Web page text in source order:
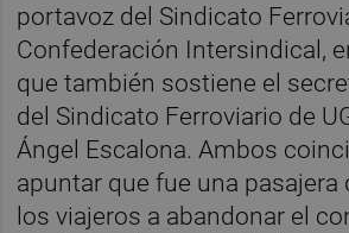
portavoz del Sindicato
Confederación Intersindical,
que también sostiene el
del Sindicato Ferroviario de
Ángel Escalona. Ambos
apuntar que fue una pasajera
los viajeros a abandonar el